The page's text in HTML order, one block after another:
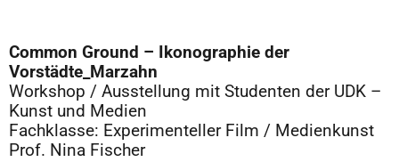
Common Ground – Ikonographie der
Vorstädte_Marzahn
Workshop / Ausstellung mit Studenten der UDK –
Kunst und Medien
Fachklasse: Experimenteller Film / Medienkunst
Prof. Nina Fischer